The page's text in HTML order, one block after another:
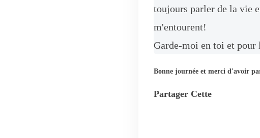
toujours parler de la vie
m'entourent!
Garde-moi en toi et pour
Bonne journée et merci d'avoir
Partager Cette